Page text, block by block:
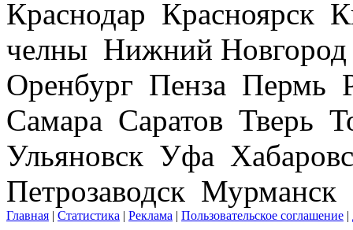
Краснодар Красноярск
челны Нижний
Оренбург Пенза Пермь
Самара Саратов Тверь
Ульяновск Уфа
Петрозаводск Мурманск
Главная | Статистика | Реклама | Пользовательское соглашение |